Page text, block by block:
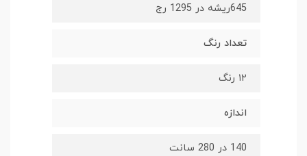
645ریشه در 1295 رج
تعداد رنگ
۱۲ رنگ
اندازه
140 در 280 سانت